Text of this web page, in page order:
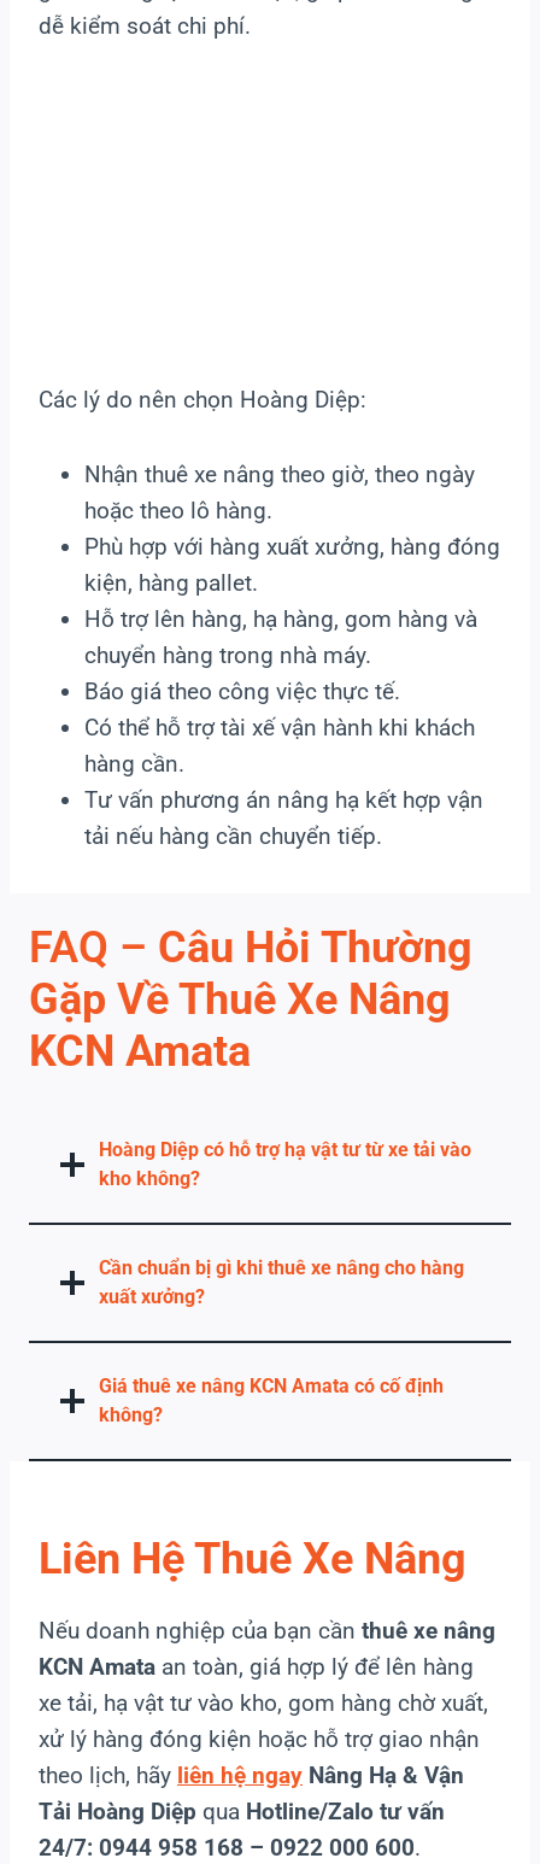
dễ kiểm soát chi phí.
Các lý do nên chọn Hoàng Diệp:
Nhận thuê xe nâng theo giờ, theo ngày
hoặc theo lô hàng.
Phù hợp với hàng xuất xưởng, hàng đóng
kiện, hàng pallet.
Hỗ trợ lên hàng, hạ hàng, gom hàng và
chuyển hàng trong nhà máy.
Báo giá theo công việc thực tế.
Có thể hỗ trợ tài xế vận hành khi khách
hàng cần.
Tư vấn phương án nâng hạ kết hợp vận
tải nếu hàng cần chuyển tiếp.
FAQ – Câu Hỏi Thường
Gặp Về Thuê Xe Nâng
KCN Amata
Hoàng Diệp có hỗ trợ hạ vật tư từ xe tải vào
kho không?
Cần chuẩn bị gì khi thuê xe nâng cho hàng
xuất xưởng?
Giá thuê xe nâng KCN Amata có cố định
không?
Liên Hệ Thuê Xe Nâng
Nếu doanh nghiệp của bạn cần thuê xe nâng
KCN Amata an toàn, giá hợp lý để lên hàng
xe tải, hạ vật tư vào kho, gom hàng chờ xuất,
xử lý hàng đóng kiện hoặc hỗ trợ giao nhận
theo lịch, hãy liên hệ ngay Nâng Hạ & Vận
Tải Hoàng Diệp qua Hotline/Zalo tư vấn
24/7: 0944 958 168 – 0922 000 600.